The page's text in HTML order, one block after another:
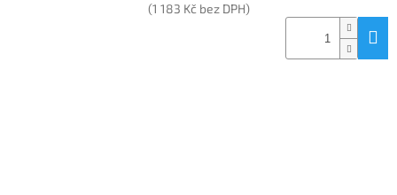
(1 183 Kč bez DPH)